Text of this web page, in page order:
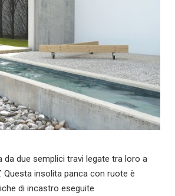
due semplici travi legate tra loro a
Questa insolita panca con ruote è
di incastro eseguite